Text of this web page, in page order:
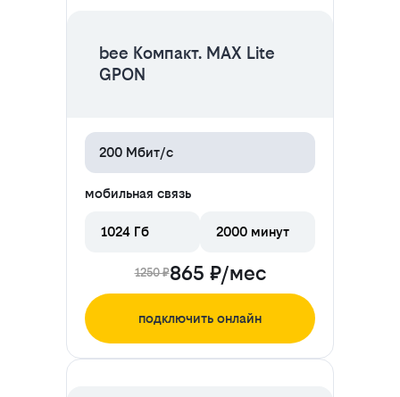
bee Компакт. MAX Lite
GPON
200 Мбит/с
мобильная связь
1024 Гб 2000 минут
1250 ₽865 ₽/мес
подключить онлайн